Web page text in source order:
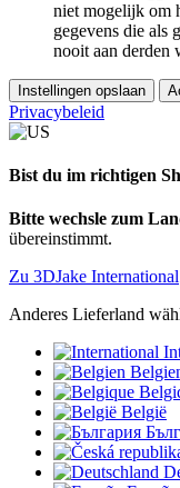
niet mogelijk om
gegevens die als
nooit aan derden
Instellingen opslaan
Privacybeleid
Bist du im richtigen
Bitte wechsle zum
übereinstimmt.
Zu 3DJake International
Anderes Lieferland
België